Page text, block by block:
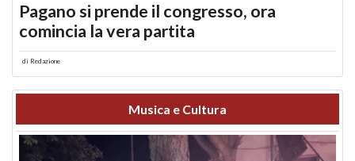
Pagano si prende il congresso, ora
comincia la vera partita
di Redazione
Musica e Cultura